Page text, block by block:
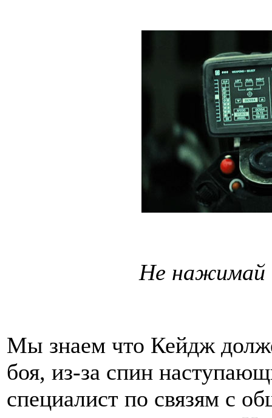
Не нажимай
Мы знаем что Кейдж
боя, из-за спин
специалист по связям с